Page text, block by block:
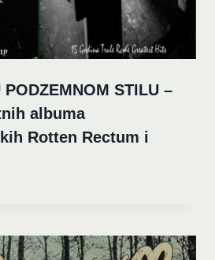
PODZEMNOM STILU –
albuma
Rotten Rectum i